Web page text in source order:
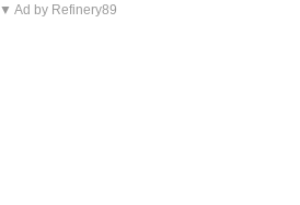
▼ Ad by Refinery89